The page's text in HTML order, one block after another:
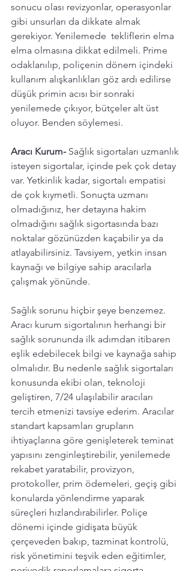
sonucu olası revizyonlar, operasyonlar
gibi unsurları da dikkate almak
gerekiyor. Yenilemede  tekliflerin elma
elma olmasına dikkat edilmeli. Prime
odaklanılıp, poliçenin dönem içindeki
kullanım alışkanlıkları göz ardı edilirse
düşük primin acısı bir sonraki
yenilemede çıkıyor, bütçeler alt üst
oluyor. Benden söylemesi.
Aracı Kurum- Sağlık sigortaları uzmanlık
isteyen sigortalar, içinde pek çok detay
var. Yetkinlik kadar, sigortalı empatisi
de çok kıymetli. Sonuçta uzmanı
olmadığınız, her detayına hakim
olmadığını sağlık sigortasında bazı
noktalar gözünüzden kaçabilir ya da
atlayabilirsiniz. Tavsiyem, yetkin insan
kaynağı ve bilgiye sahip aracılarla
çalışmak yönünde.
Sağlık sorunu hiçbir şeye benzemez.
Aracı kurum sigortalının herhangi bir
sağlık sorununda ilk adımdan itibaren
eşlik edebilecek bilgi ve kaynağa sahip
olmalıdır. Bu nedenle sağlık sigortaları
konusunda ekibi olan, teknoloji
geliştiren, 7/24 ulaşılabilir aracıları
tercih etmenizi tavsiye ederim. Aracılar
standart kapsamları grupların
ihtiyaçlarına göre genişleterek teminat
yapısını zenginleştirebilir, yenilemede
rekabet yaratabilir, provizyon,
protokoller, prim ödemeleri, geçiş gibi
konularda yönlendirme yaparak
süreçleri hızlandırabilirler. Poliçe
dönemi içinde gidişata büyük
çerçeveden bakıp, tazminat kontrolü,
risk yönetimini teşvik eden eğitimler,